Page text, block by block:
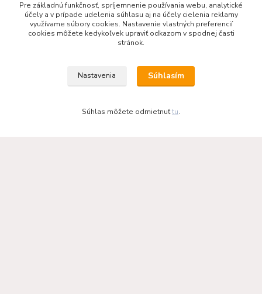
Odporúčáme - tipy na výrobky
Haas+Sohn - kachle a krby
Pre základnú funkčnosť, spríjemnenie používania webu, analytické
účely a v prípade udelenia súhlasu aj na účely cielenia reklamy
využívame súbory cookies. Nastavenie vlastných preferencií
cookies môžete kedykoľvek upraviť odkazom v spodnej časti
stránok.
Nastavenia Súhlasím
Súhlas môžete odmietnuťtu.